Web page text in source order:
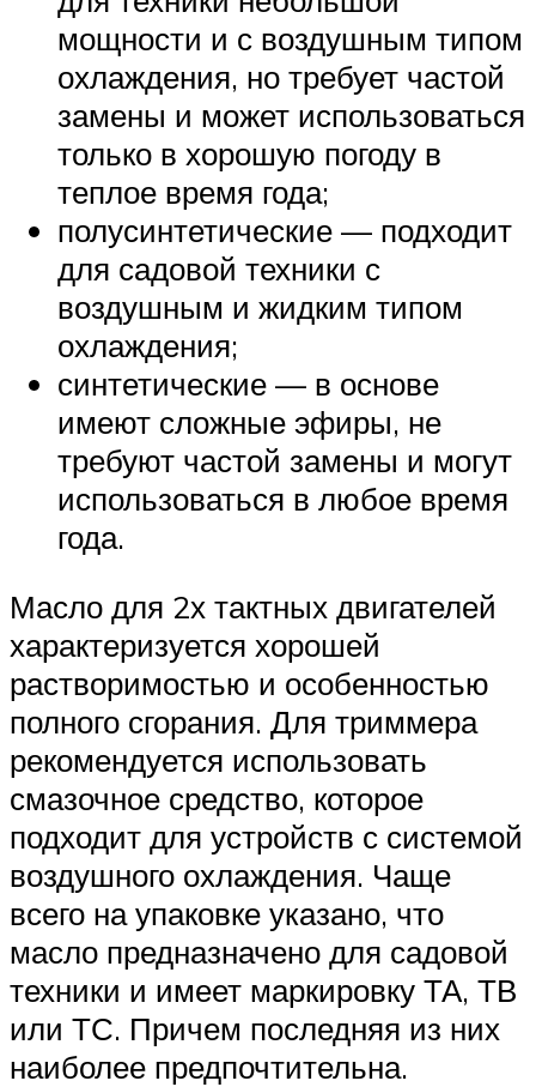
мощности и с воздушным типом
охлаждения, но требует частой
замены и может использоваться
только в хорошую погоду в
теплое время года;
полусинтетические — подходит
для садовой техники с
воздушным и жидким типом
охлаждения;
синтетические — в основе
имеют сложные эфиры, не
требуют частой замены и могут
использоваться в любое время
года.
Масло для 2х тактных двигателей
характеризуется хорошей
растворимостью и особенностью
полного сгорания. Для триммера
рекомендуется использовать
смазочное средство, которое
подходит для устройств с системой
воздушного охлаждения. Чаще
всего на упаковке указано, что
масло предназначено для садовой
техники и имеет маркировку ТА, ТВ
или ТС. Причем последняя из них
наиболее предпочтительна.